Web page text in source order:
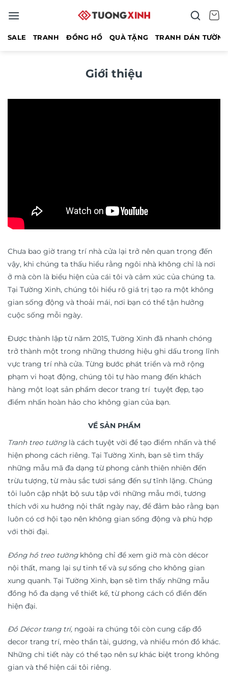
qua
SALE TRANH ĐỒNG HỒ QUÀ TẶNG TRANH DÁN
Giới thiệu
Chưa bao giờ trang trí nhà cửa lại trở nên quan trọng đến
vậy, khi chúng ta thấu hiểu rằng ngôi nhà không chỉ là nơi
ở mà còn là biểu hiện của cái tôi và cảm xúc của chúng ta.
Tại Tường Xinh, chúng tôi hiểu rõ giá trị tạo ra một không
gian sống động và thoải mái, nơi bạn có thể tận hưởng
cuộc sống mỗi ngày.
Được thành lập từ năm 2015, Tường Xinh đã nhanh chóng
trở thành một trong những thương hiệu ghi dấu trong lĩnh
vực trang trí nhà cửa. Từng bước phát triển và mở rộng
phạm vi hoạt động, chúng tôi tự hào mang đến khách
hàng một loạt sản phẩm decor trang trí tuyệt đẹp, tạo
điểm nhấn hoàn hảo cho không gian của bạn.
VỀ SẢN PHẨM
Tranh treo tườnglà cách tuyệt vời để tạo điểm nhấn và thể
hiện phong cách riêng. Tại Tường Xinh, bạn sẽ tìm thấy
những mẫu mã đa dạng từ phong cảnh thiên nhiên đến
trừu tượng, từ màu sắc tươi sáng đến sự tĩnh lặng. Chúng
tôi luôn cập nhật bộ sưu tập với những mẫu mới, tương
thích với xu hướng nội thất ngày nay, để đảm bảo rằng bạn
luôn có cơ hội tạo nên không gian sống động và phù hợp
với thời đại.
Đồng hồ treo tườngkhông chỉ để xem giờ mà còn décor
nội thất, mang lại sự tinh tế và sự sống cho không gian
xung quanh. Tại Tường Xinh, bạn sẽ tìm thấy những mẫu
đồng hồ đa dạng về thiết kế, từ phong cách cổ điển đến
hiện đại.
Đồ Décor trang trí, ngoài ra chúng tôi còn cung cấp đồ
decor trang trí, mèo thần tài, gương, và nhiều món đồ khác.
Những chi tiết này có thể tạo nên sự khác biệt trong không
gian và thể hiện cái tôi riêng.